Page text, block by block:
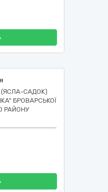
(ЯСЛА-САДОК)
БРОВАРСЬКОЇ
РАЙОНУ